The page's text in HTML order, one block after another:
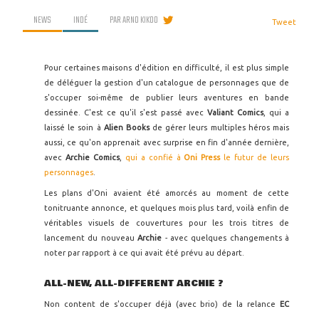
NEWS INDÉ PARARNO KIKOO Tweet
Pour certaines maisons d'édition en difficulté, il est plus simple
de déléguer la gestion d'un catalogue de personnages que de
s'occuper soi-même de publier leurs aventures en bande
dessinée. C'est ce qu'il s'est passé avec Valiant Comics, qui a
laissé le soin à Alien Books de gérer leurs multiples héros mais
aussi, ce qu'on apprenait avec surprise en fin d'année dernière,
avec Archie Comics, qui a confié àOni Press le futur de leurs
personnages
Les plans d'Oni avaient été amorcés au moment de cette
tonitruante annonce, et quelques mois plus tard, voilà enfin de
véritables visuels de couvertures pour les trois titres de
lancement du nouveauArchie - avec quelques changements à
noter par rapport à ce qui avait été prévu au départ.
ALL-NEW, ALL-DIFFERENT ARCHIE ?
Non content de s'occuper déjà (avec brio) de la relance
EC